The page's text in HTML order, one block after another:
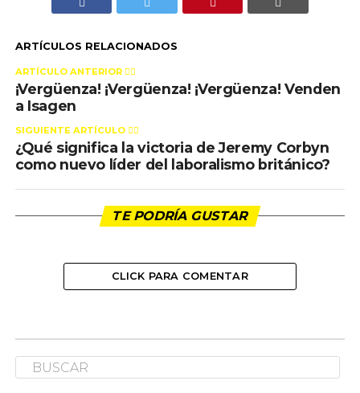
ARTÍCULOS RELACIONADOS
ARTÍCULO ANTERIOR 👉🏻
¡Vergüenza! ¡Vergüenza! ¡Vergüenza! Venden
a Isagen
SIGUIENTE ARTÍCULO 👈🏻
¿Qué significa la victoria de Jeremy Corbyn
como nuevo líder del laboralismo británico?
TE PODRÍA GUSTAR
CLICK PARA COMENTAR